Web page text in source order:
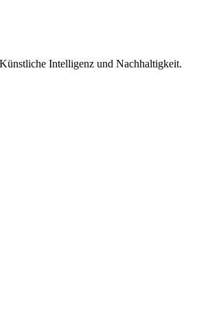
Intelligenz und Nachhaltigkeit.